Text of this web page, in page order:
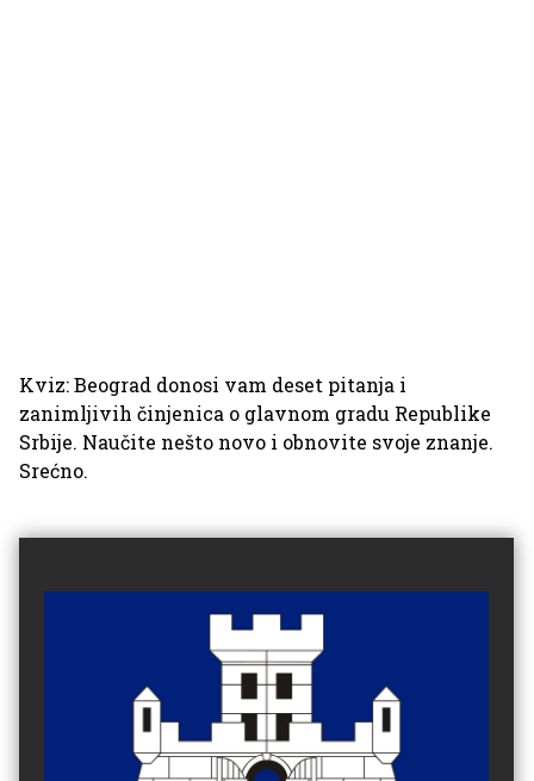
Kviz: Beograd donosi vam deset pitanja i
zanimljivih činjenica o glavnom gradu Republike
Srbije. Naučite nešto novo i obnovite svoje znanje.
Srećno.